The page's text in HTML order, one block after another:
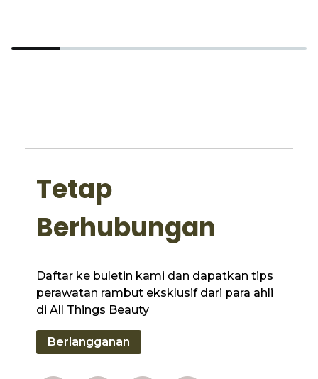
Tetap
Berhubungan
Daftar ke buletin kami dan dapatkan tips
perawatan rambut eksklusif dari para ahli
di All Things Beauty
Berlangganan